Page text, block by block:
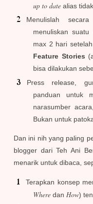
up to date alias
Menulislah
menuliskan
max 2 hari
Feature Stories
bisa dilakukan
Press release,
panduan untuk
narasumber
Bukan untuk
Dan ini nih yang paling
blogger dari Teh Ani
menarik untuk dibaca,
Terapkan konsep
Where dan How)